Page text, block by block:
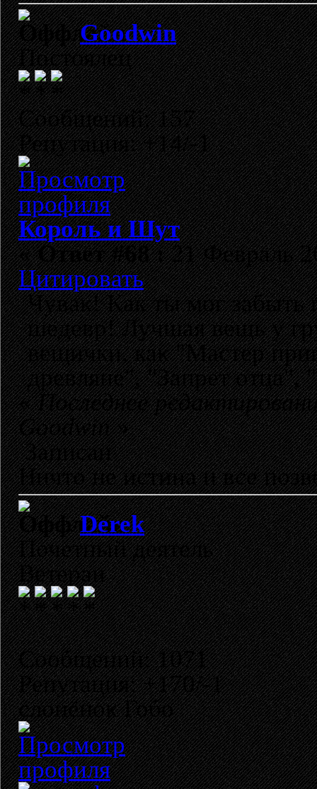
Goodwin
Постоялец
Сообщений: 157
Репутация: +14/-1
Король и Шут
«Ответ #68 :21 Февраль
Цитировать
Чувак! Как ты мог забыть
шедевр! Лучшая вещь у
вещички, как "Мастер
древляне", "Запрет отца",
«Последнее
Goodwin»
Записан
Ничто не истина и все
Derek
Почетный деятель
Ветеран
Сообщений: 1071
Репутация: +170/-1
слонёнок Гобо